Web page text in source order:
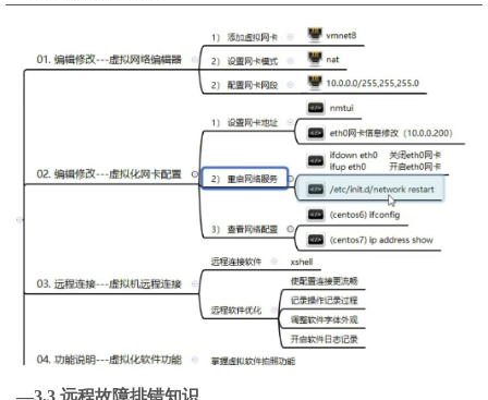
—3.3 远程故障排错知识